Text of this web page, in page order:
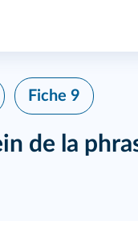
Fiche 9
de la